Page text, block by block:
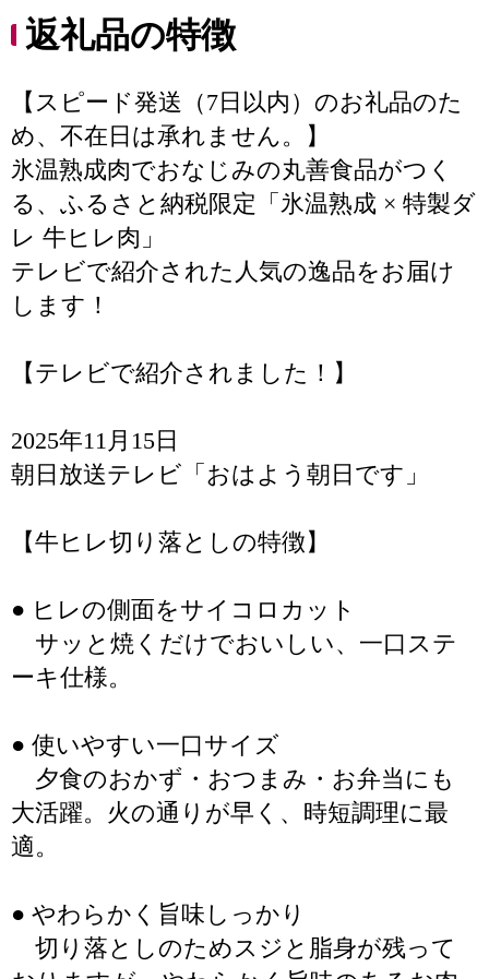
返礼品の特徴
【スピード発送（7日以内）のお礼品のた
め、不在日は承れません。】
氷温熟成肉でおなじみの丸善食品がつく
る、ふるさと納税限定「氷温熟成 × 特製ダ
レ 牛ヒレ肉」
テレビで紹介された人気の逸品をお届け
します！
【テレビで紹介されました！】
2025年11月15日
朝日放送テレビ「おはよう朝日です」
【牛ヒレ切り落としの特徴】
● ヒレの側面をサイコロカット
サッと焼くだけでおいしい、一口ステ
ーキ仕様。
● 使いやすい一口サイズ
夕食のおかず・おつまみ・お弁当にも
大活躍。火の通りが早く、時短調理に最
適。
● やわらかく旨味しっかり
切り落としのためスジと脂身が残って